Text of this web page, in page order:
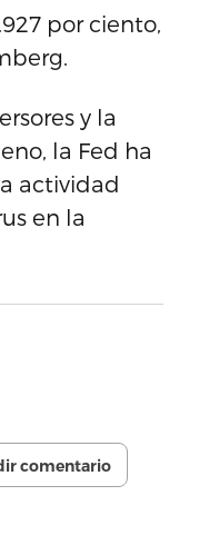
por ciento,
y la
la Fed ha
actividad
en la
comentario